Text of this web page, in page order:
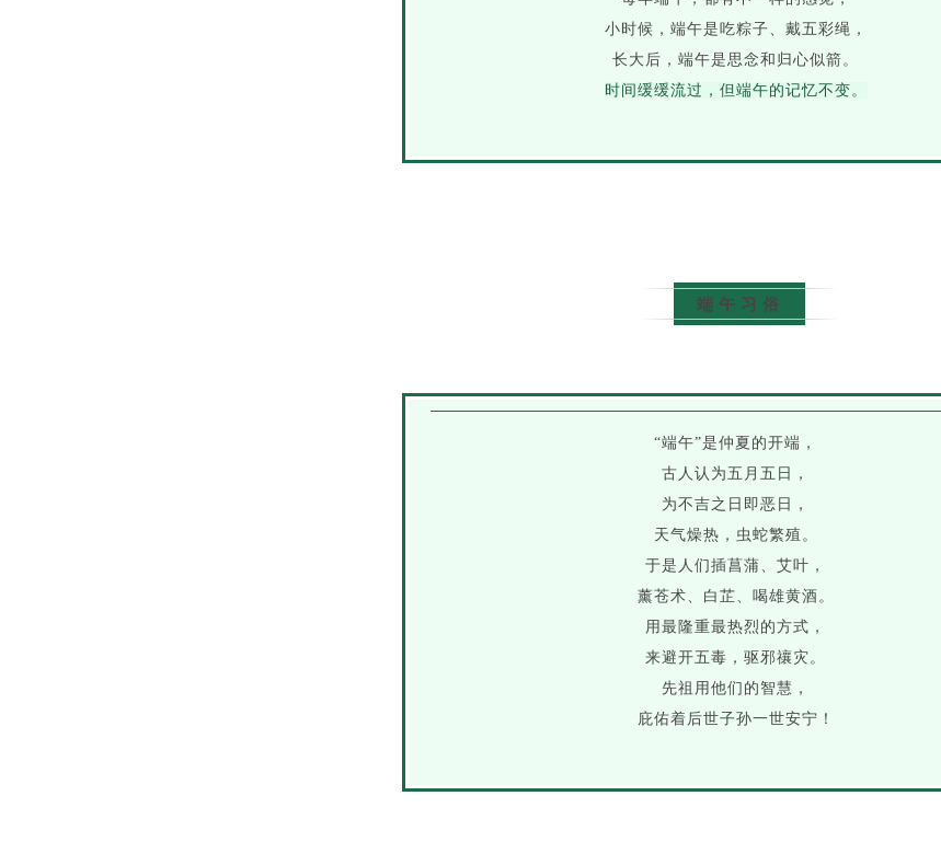
小时候，端午是吃粽子、戴五彩绳，
长大后，端午是思念和归心似箭。
时间缓缓流过，但端午的记忆不变。
端午习俗
“端午”是仲夏的开端，
古人认为五月五日，
为不吉之日即恶日，
天气燥热，虫蛇繁殖。
于是人们插菖蒲、艾叶，
薰苍术、白芷、喝雄黄酒。
用最隆重最热烈的方式，
来避开五毒，驱邪禳灾。
先祖用他们的智慧，
庇佑着后世子孙一世安宁！